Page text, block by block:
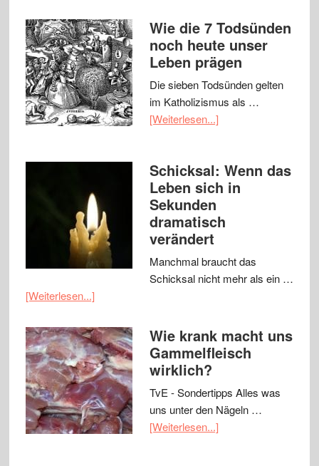
Wie die 7 Todsünden
noch heute unser
Leben prägen
Die sieben Todsünden gelten
im Katholizismus als …
[Weiterlesen...]
Schicksal: Wenn das
Leben sich in
Sekunden
dramatisch
verändert
Manchmal braucht das
Schicksal nicht mehr als ein …
[Weiterlesen...]
Wie krank macht uns
Gammelfleisch
wirklich?
TvE - Sondertipps Alles was
uns unter den Nägeln …
[Weiterlesen...]